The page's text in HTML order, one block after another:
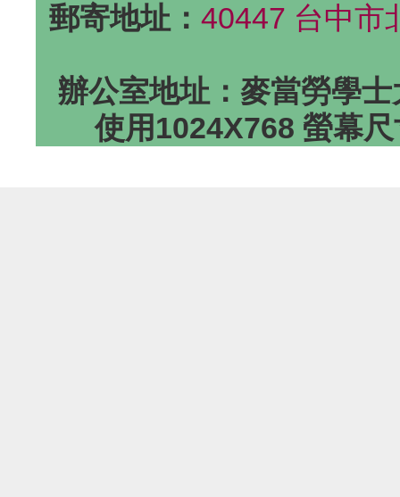
郵寄地址：40447 台中市
辦公室地址：麥當勞學
使用1024X768 螢幕